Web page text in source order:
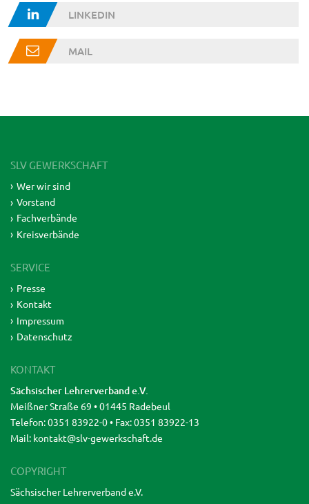
LINKEDIN
MAIL
SLV GEWERKSCHAFT
Wer wir sind
Vorstand
Fachverbände
Kreisverbände
SERVICE
Presse
Kontakt
Impressum
Datenschutz
KONTAKT
Sächsischer Lehrerverband e.V.
Meißner Straße 69 • 01445 Radebeul
Telefon: 0351 83922-0 • Fax: 0351 83922-13
Mail: kontakt@slv-gewerkschaft.de
COPYRIGHT
Sächsischer Lehrerverband e.V.